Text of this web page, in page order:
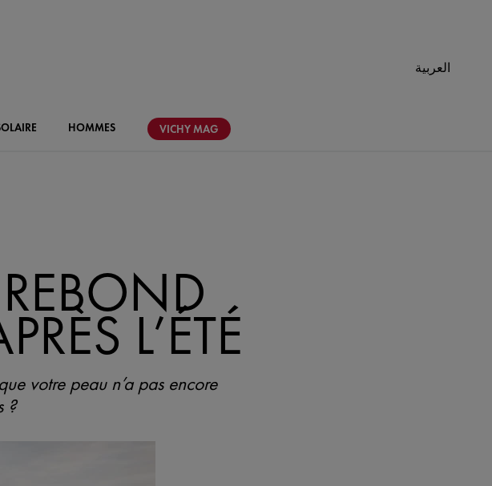
العربية
HOMMES VICHYMAG
L’ÉTÉ
votre peau n’a pas encore
?